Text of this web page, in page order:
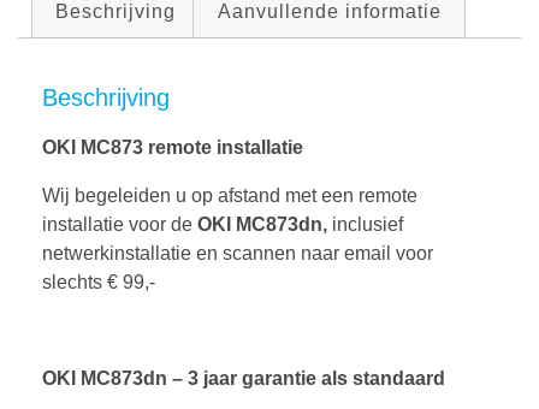
Beschrijving Aanvullende informatie
Beschrijving
OKI MC873 remote installatie
Wij begeleiden u op afstand met een remote
installatie voor de OKI MC873dn, inclusief
netwerkinstallatie en scannen naar email voor
slechts € 99,-
OKI MC873dn – 3 jaar garantie als standaard